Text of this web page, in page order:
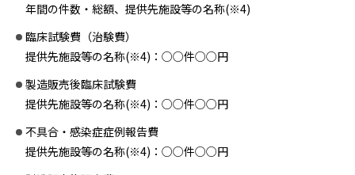
年間の件数・総額、提供先施設等の名称(※4)
臨床試験費（治験費）
提供先施設等の名称(※4)：○○件○○円
製造販売後臨床試験費
提供先施設等の名称(※4)：○○件○○円
不具合・感染症症例報告費
提供先施設等の名称(※4)：○○件○○円